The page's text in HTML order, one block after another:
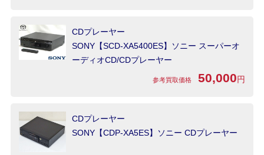
CDプレーヤー
SONY【SCD-XA5400ES】ソニー スーパーオ
ーディオCD/CDプレーヤー
参考買取価格 50,000円
CDプレーヤー
SONY【CDP-XA5ES】ソニー CDプレーヤー